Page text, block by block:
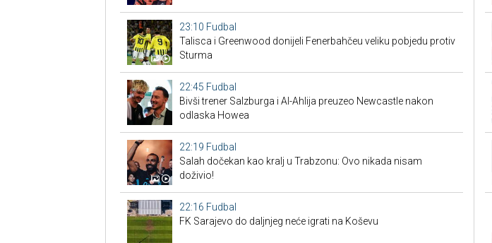
23:10 Fudbal
Talisca i Greenwood donijeli Fenerbahčeu veliku pobjedu protiv
Sturma
22:45 Fudbal
Bivši trener Salzburga i Al-Ahlija preuzeo Newcastle nakon
odlaska Howea
22:19 Fudbal
Salah dočekan kao kralj u Trabzonu: Ovo nikada nisam
doživio!
22:16 Fudbal
FK Sarajevo do daljnjeg neće igrati na Koševu